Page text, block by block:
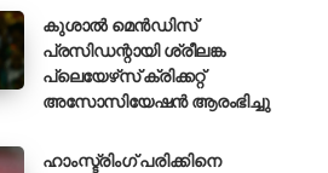
കുശാൽ മെൻഡിസ്
പ്രസിഡന്റായി ശ്രീലങ്ക
പ്ലെയേഴ്‌സ് ക്രിക്കറ്റ്
അസോസിയേഷൻ ആരംഭിച്ചു
ഹാംസ്ട്രിംഗ് പരിക്കിനെ